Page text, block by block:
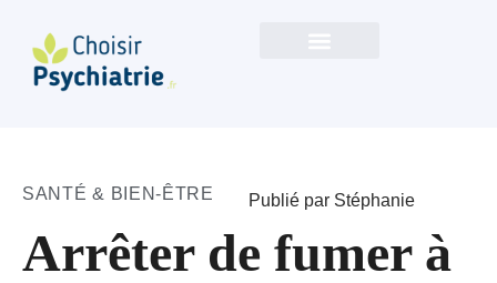
SANTÉ & BIEN-ÊTRE Publié par Stéphanie
Arrêter de fumer à